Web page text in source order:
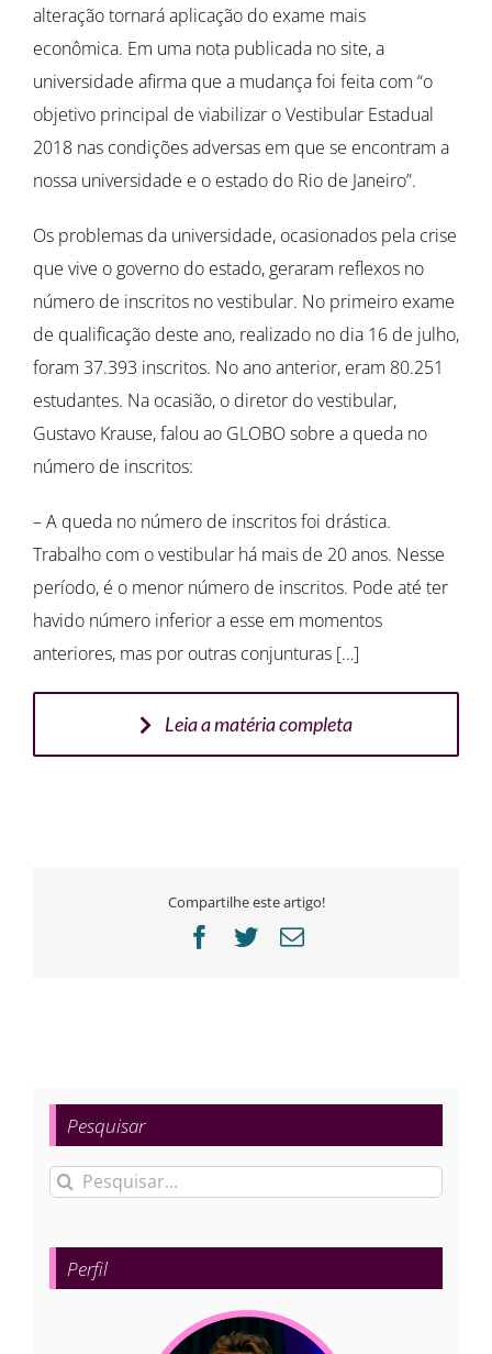
alteração tornará aplicação do exame mais
econômica. Em uma nota publicada no site, a
universidade afirma que a mudança foi feita com “o
objetivo principal de viabilizar o Vestibular Estadual
2018 nas condições adversas em que se encontram a
nossa universidade e o estado do Rio de Janeiro”.
Os problemas da universidade, ocasionados pela crise
que vive o governo do estado, geraram reflexos no
número de inscritos no vestibular. No primeiro exame
de qualificação deste ano, realizado no dia 16 de julho,
foram 37.393 inscritos. No ano anterior, eram 80.251
estudantes. Na ocasião, o diretor do vestibular,
Gustavo Krause, falou ao GLOBO sobre a queda no
número de inscritos:
– A queda no número de inscritos foi drástica.
Trabalho com o vestibular há mais de 20 anos. Nesse
período, é o menor número de inscritos. Pode até ter
havido número inferior a esse em momentos
anteriores, mas por outras conjunturas […]
Leia a matéria completa
Compartilhe este artigo!
Facebook
Twitter
E-
Pesquisar
Buscar
para:
Perfil